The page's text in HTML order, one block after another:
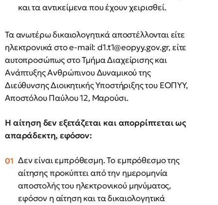
και τα αντικείμενα που έχουν χειρισθεί.
Τα ανωτέρω δικαιολογητικά αποστέλλονται είτε
ηλεκτρονικά στο e-mail:d1.t1@eopyy.gov.gr, είτε
αυτοπροσώπως στο Τμήμα Διαχείρισης και
Ανάπτυξης Ανθρώπινου Δυναμικού της
Διεύθυνσης Διοικητικής Υποστήριξης του ΕΟΠΥΥ,
Αποστόλου Παύλου 12, Μαρούσι.
Η αίτηση δεν εξετάζεται και απορρίπτεται ως
απαράδεκτη, εφόσον:
Δεν είναι εμπρόθεσμη. Το εμπρόθεσμο της
αίτησης προκύπτει από την ημερομηνία
αποστολής του ηλεκτρονικού μηνύματος,
εφόσον η αίτηση και τα δικαιολογητικά